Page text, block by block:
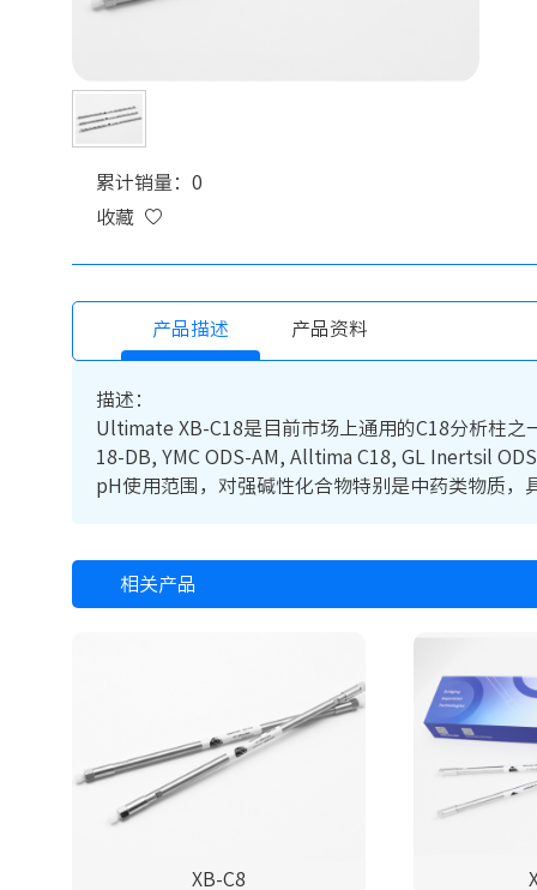
累计销量：0
收藏
产品描述 产品资料
描述：
Ultimate XB-C18是目前市场上通用的C18分析柱
18-DB, YMC ODS-AM, Alltima C18, GL Inertsil
pH使用范围，对强碱性化合物特别是中药类物质，
相关产品
XB-C8